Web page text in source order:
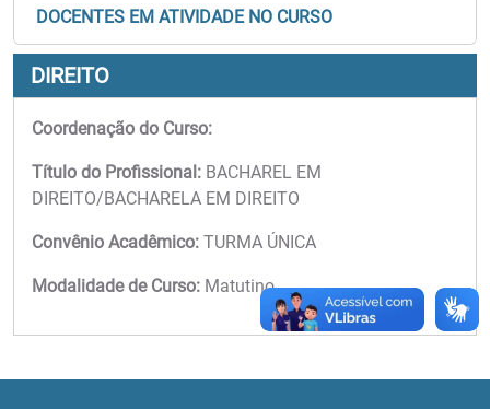
DOCENTES EM ATIVIDADE NO CURSO
DIREITO
Coordenação do Curso:
Título do Profissional: BACHAREL EM
DIREITO/BACHARELA EM DIREITO
Convênio Acadêmico: TURMA ÚNICA
Modalidade de Curso: Matutino